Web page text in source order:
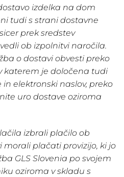
izdelka na dom
tudi s strani dostavne
prek sredstev
ob izpolnitvi naročila.
o dostavi obvesti preko
katerem je določena tudi
elektronski naslov, preko
uro dostave oziroma
izbrali plačilo ob
morali plačati provizijo, ki jo
GLS Slovenia po svojem
oziroma v skladu s